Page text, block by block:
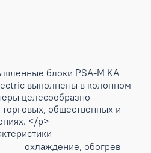
блоки PSA-M KA
выполнены в колонном
целесообразно
общественных и
</p>
охлаждение, обогрев